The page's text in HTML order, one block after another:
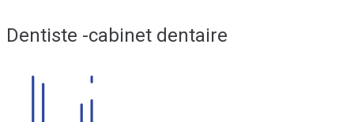
Dentiste -cabinet dentaire